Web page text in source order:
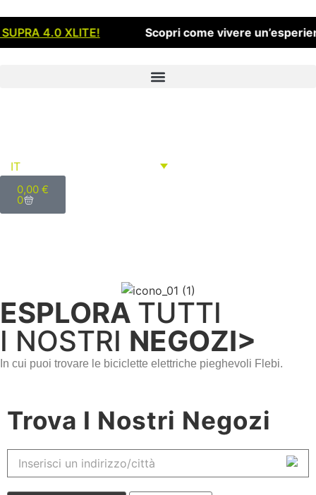
Scopri come vivere un’esperienza 100% Flebi a
IT
0,00 €
0
ESPLORA TUTTI
I NOSTRI NEGOZI>
In cui puoi trovare le biciclette elettriche pieghevoli Flebi.
Trova I Nostri Negozi